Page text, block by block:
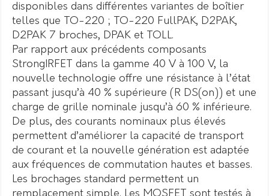
disponibles dans différentes variantes de boîtier
telles que TO-220 ; TO-220 FullPAK, D2PAK,
D2PAK 7 broches, DPAK et TOLL.
Par rapport aux précédents composants
StrongIRFET dans la gamme 40 V à 100 V, la
nouvelle technologie offre une résistance à l’état
passant jusqu’à 40 % supérieure (R DS(on)) et une
charge de grille nominale jusqu’à 60 % inférieure.
De plus, des courants nominaux plus élevés
permettent d’améliorer la capacité de transport
de courant et la nouvelle génération est adaptée
aux fréquences de commutation hautes et basses.
Les brochages standard permettent un
remplacement simple. Les MOSFET sont testés à